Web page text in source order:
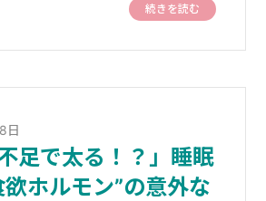
続きを読む
日
足で太る！？」睡眠
欲ホルモン”の意外な